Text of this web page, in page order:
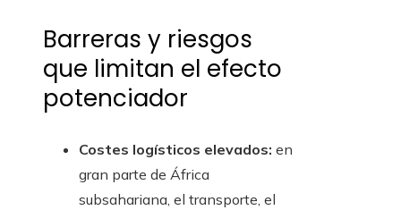
Barreras y riesgos
que limitan el efecto
potenciador
Costes logísticos elevados: en
gran parte de África
subsahariana, el transporte, el